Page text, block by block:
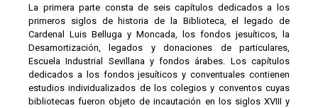
La primera parte consta de seis capítulos dedicados a los
primeros siglos de historia de la Biblioteca, el legado de
Cardenal Luis Belluga y Moncada, los fondos jesuíticos, la
Desamortización, legados y donaciones de particulares,
Escuela Industrial Sevillana y fondos árabes. Los capítulos
dedicados a los fondos jesuíticos y conventuales contienen
estudios individualizados de los colegios y conventos cuyas
bibliotecas fueron objeto de incautación en los siglos XVIII y